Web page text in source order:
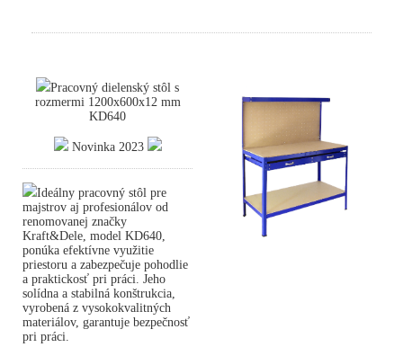
Pracovný dielenský stôl s
rozmermi 1200x600x12 mm
KD640
Novinka 2023
Ideálny pracovný stôl pre
majstrov aj profesionálov od
renomovanej značky
Kraft&Dele, model KD640,
ponúka efektívne využitie
priestoru a zabezpečuje pohodlie
a praktickosť pri práci. Jeho
solídna a stabilná konštrukcia,
vyrobená z vysokokvalitných
materiálov, garantuje bezpečnosť
pri práci.